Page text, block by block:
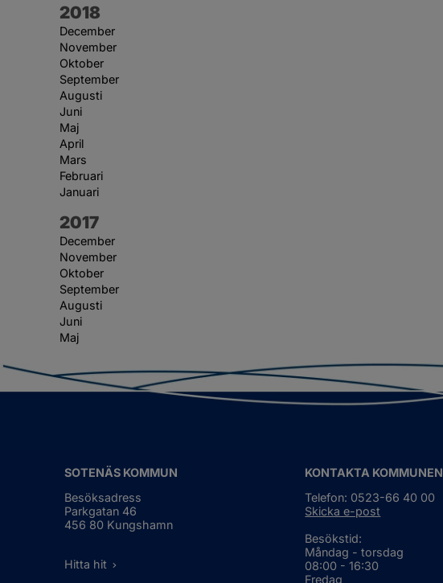
År:
2018
December
November
Oktober
September
Augusti
Juni
Maj
April
Mars
Februari
Januari
År:
2017
December
November
Oktober
September
Augusti
Juni
Maj
SOTENÄS KOMMUN
Besöksadress
Parkgatan 46
456 80 Kungshamn
Hitta hit
KONTAKTA KOMMUNEN
Telefon: 0523-66 40 00
Skicka e-post
Besökstid:
Måndag - torsdag
08:00 - 16:30
Fredag